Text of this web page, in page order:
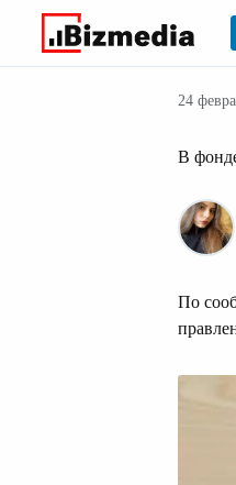
Главное
24
В
По